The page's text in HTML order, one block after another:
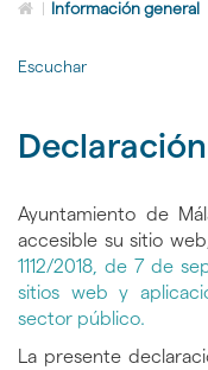
Icono
para
la
página
inicio
| Información general
Escuchar
Ayuntamiento de
accesible su sitio
1112/2018, de 7 de
sitios web y
sector público.
La presente